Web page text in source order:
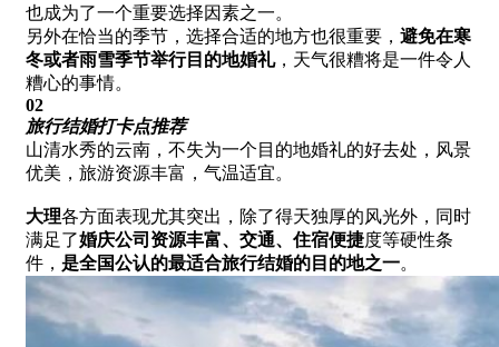
也成为了一个重要选择因素之一。
另外在恰当的季节，选择合适的地方也很重要， 避免在寒
冬或者雨雪季节举行目的地婚礼，天气很糟将是一件令人
糟心的事情。
02
旅行结婚打卡点推荐
山清水秀的云南，不失为一个目的地婚礼的好去处，风景
优美，旅游资源丰富，气温适宜。
大理各方面表现尤其突出，除了得天独厚的风光外，同时
满足了婚庆公司资源丰富、交通、住宿便捷度等硬性条
件， 是全国公认的最适合旅行结婚的目的地之一。